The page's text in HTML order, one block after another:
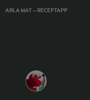
ARLA MAT – RECEPTAPP